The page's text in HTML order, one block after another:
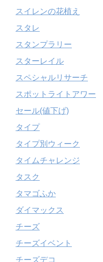
スイレンの花植え
スタレ
スタンプラリー
スターレイル
スペシャルリサーチ
スポットライトアワー
セール(値下げ)
タイプ
タイプ別ウィーク
タイムチャレンジ
タスク
タマゴふか
ダイマックス
チーズ
チーズイベント
チーズデコ